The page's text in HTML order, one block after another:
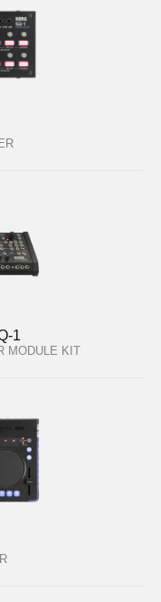
1
MODULE KIT